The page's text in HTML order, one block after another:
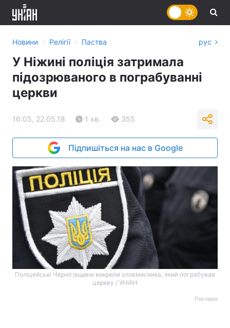
Новини › Релігії › Паства рус
У Ніжині поліція затримала
підозрюваного в пограбуванні
церкви
16:05, 22.05.18 1 хв. 355
Підпишіться на нас в Google
Поліцейські Чернігівщини викрили зловмисника, який пограбував
церкву / УНІАН
Реклама